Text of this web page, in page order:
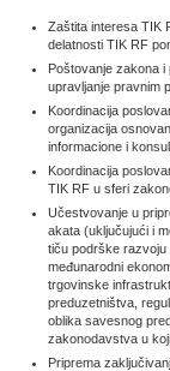
Zaštita interesa TIK
delatnosti TIK RF
Poštovanje zakona
upravljanje pravnim
Koordinacija
organizacija
informacione i
Koordinacija
TIK RF u sferi
Učestvovanje u
akata (uključujući i
tiču podrške razvoju
međunarodni
trgovinske
preduzetništva,
oblika savesnog
zakonodavstva u
Priprema